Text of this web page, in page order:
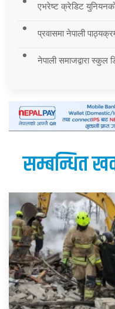
एभरेष्ट क्रेडिट
प्रवासमा नेपाली
नेपाली समाजद्वारा
सम्बन्धित